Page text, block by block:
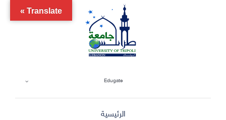
Edugate
الرئيسية
Translate »